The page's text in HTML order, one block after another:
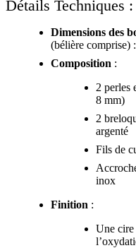
Détails Techniques :
Dimensions des
(bélière comprise)
Composition :
2 perles
8 mm)
2
argenté
Fils de
inox
Finition :
Une cire